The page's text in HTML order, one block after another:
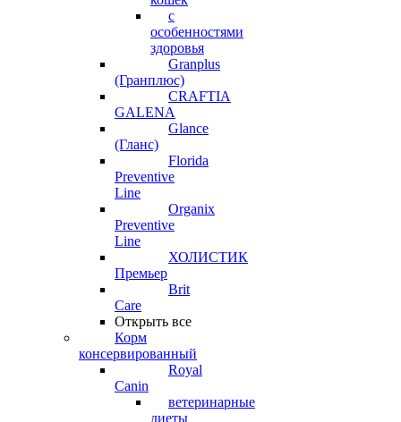
с
особенностями
здоровья
Granplus
(Гранплюс)
CRAFTIA
GALENA
Glance
(Гланс)
Florida
Preventive
Line
Organix
Preventive
Line
ХОЛИСТИК
Премьер
Brit
Care
Открыть все
Корм
консервированный
Royal
Canin
ветеринарные
диеты